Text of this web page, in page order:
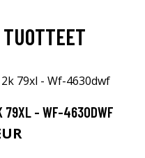
79XL - WF-4630DWF